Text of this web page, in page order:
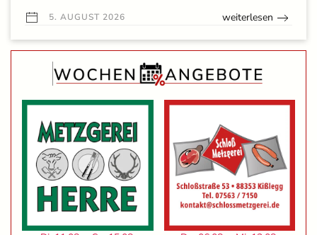
5. AUGUST 2026 weiterlesen